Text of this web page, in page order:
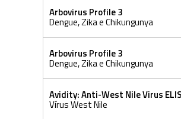
Arbovirus Profile 3
Dengue, Zika e Chikungunya
Arbovirus Profile 3
Dengue, Zika e Chikungunya
Avidity: Anti-West Nile Virus
Vírus West Nile